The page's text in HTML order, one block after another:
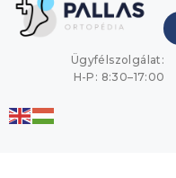
Ügyfélszolgálat:
H-P: 8:30–17:00